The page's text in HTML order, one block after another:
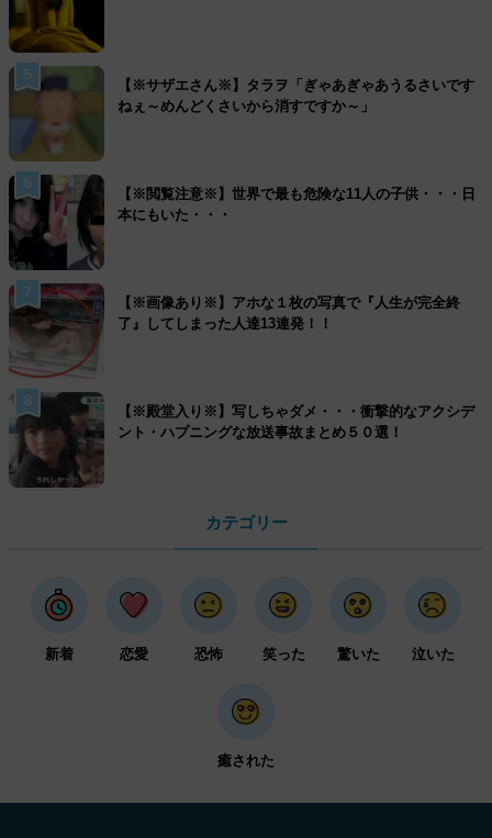
5
【※サザエさん※】タラヲ「ぎゃあぎゃあうるさいです
ねぇ～めんどくさいから消すですか～」
6
【※閲覧注意※】世界で最も危険な11人の子供・・・日
本にもいた・・・
7
【※画像あり※】アホな１枚の写真で『人生が完全終
了』してしまった人達13連発！！
8
【※殿堂入り※】写しちゃダメ・・・衝撃的なアクシデ
ント・ハプニングな放送事故まとめ５０選！
カテゴリー
新着 恋愛 恐怖 笑った 驚いた 泣いた
癒された